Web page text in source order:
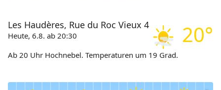
20°
Les Haudères, Rue du Roc Vieux 4
Heute, 6.8. ab 20:30
Ab 20 Uhr Hochnebel. Temperaturen um 19 Grad.